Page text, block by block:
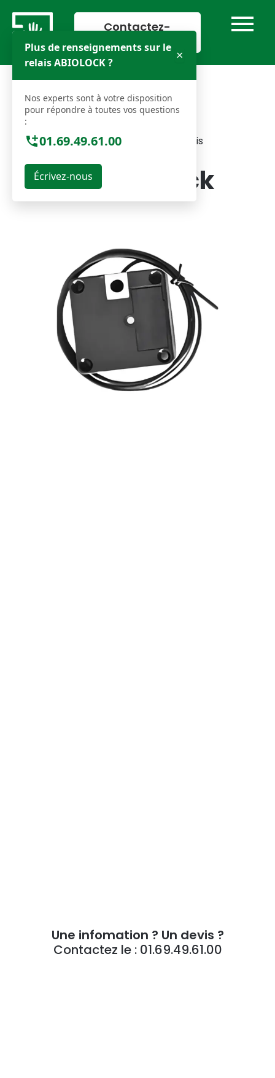
contenu
Contactez-
Acceuil Abiolock relais
Relais Abiolock
Une infomation ? Un devis ?
Contactez le : 01.69.49.61.00
Plus de renseignements sur le
relais ABIOLOCK ?
×
Nos experts sont à votre disposition
pour répondre à toutes vos questions
:
01.69.49.61.00
Écrivez-nous